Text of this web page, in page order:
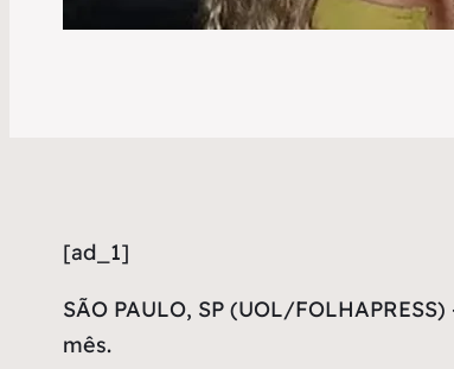
[ad_1]
SÃO PAULO, SP (UOL/
mês.